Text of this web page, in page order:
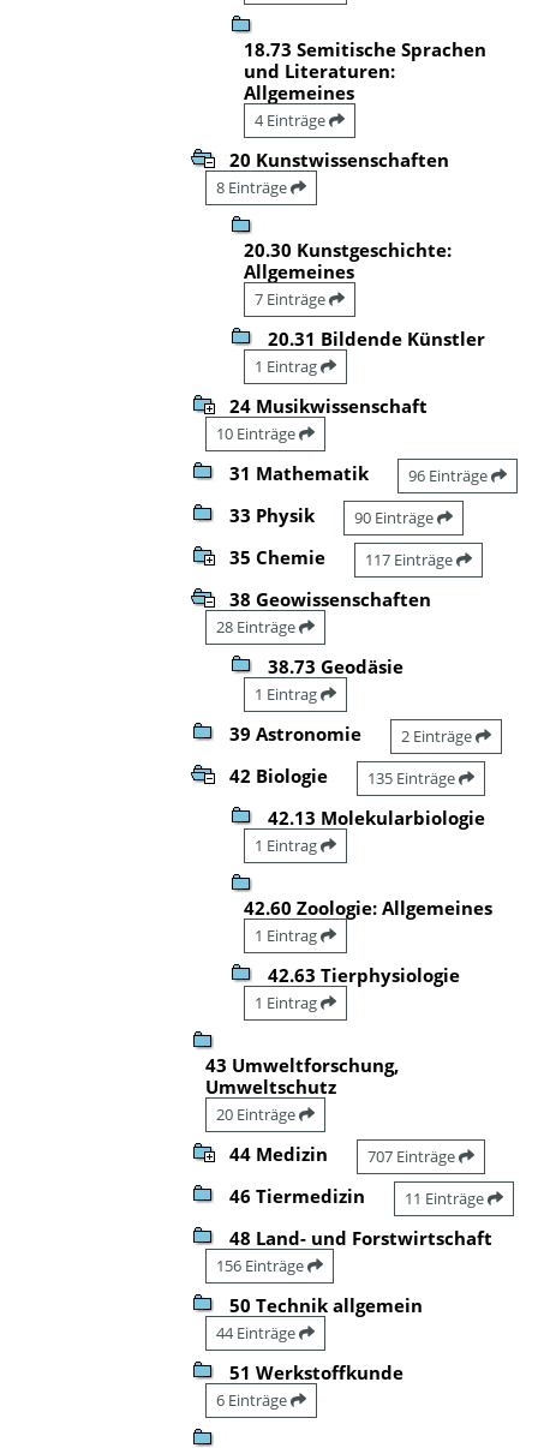
18.73 Semitische Sprachen
und Literaturen:
Allgemeines
4 Einträge
20 Kunstwissenschaften
8 Einträge
20.30 Kunstgeschichte:
Allgemeines
7 Einträge
20.31 Bildende Künstler
1 Eintrag
24 Musikwissenschaft
10 Einträge
31 Mathematik 96 Einträge
33 Physik 90 Einträge
35 Chemie 117 Einträge
38 Geowissenschaften
28 Einträge
38.73 Geodäsie
1 Eintrag
39 Astronomie 2 Einträge
42 Biologie 135 Einträge
42.13 Molekularbiologie
1 Eintrag
42.60 Zoologie: Allgemeines
1 Eintrag
42.63 Tierphysiologie
1 Eintrag
43 Umweltforschung,
Umweltschutz
20 Einträge
44 Medizin 707 Einträge
46 Tiermedizin 11 Einträge
48 Land- und Forstwirtschaft
156 Einträge
50 Technik allgemein
44 Einträge
51 Werkstoffkunde
6 Einträge